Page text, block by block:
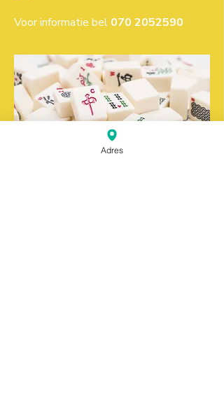
Voor informatie bel 070 2052590
Adres